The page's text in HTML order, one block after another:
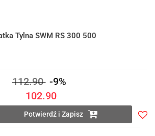
Tylna SWM RS 300 500
112.90 -9%
102.90
Potwierdź i Zapisz